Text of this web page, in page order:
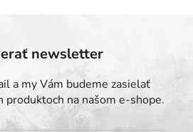
newsletter
a my Vám budeme zasielať
produktoch na našom e-shope.